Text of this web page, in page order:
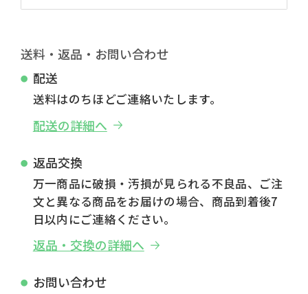
送料・返品・お問い合わせ
配送
送料はのちほどご連絡いたします。
配送の詳細へ
返品交換
万一商品に破損・汚損が見られる不良品、ご注
文と異なる商品をお届けの場合、商品到着後7
日以内にご連絡ください。
返品・交換の詳細へ
お問い合わせ